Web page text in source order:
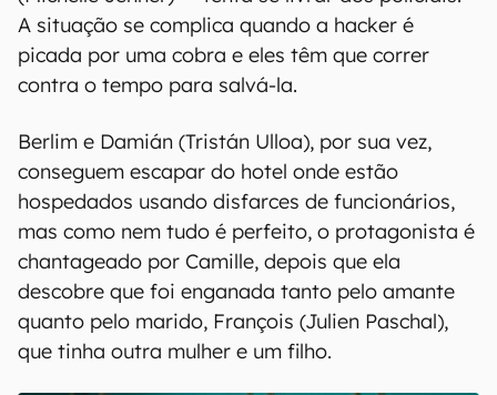
A situação se complica quando a hacker é
picada por uma cobra e eles têm que correr
contra o tempo para salvá-la.
Berlim e Damián (Tristán Ulloa), por sua vez,
conseguem escapar do hotel onde estão
hospedados usando disfarces de funcionários,
mas como nem tudo é perfeito, o protagonista é
chantageado por Camille, depois que ela
descobre que foi enganada tanto pelo amante
quanto pelo marido, François (Julien Paschal),
que tinha outra mulher e um filho.